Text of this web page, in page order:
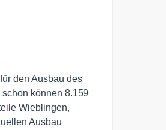
den Ausbau des
können 8.159
Wieblingen,
Ausbau